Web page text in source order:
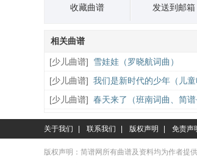
收藏曲谱 发送到邮箱
相关曲谱
[少儿曲谱] 雪娃娃（罗晓航词曲）
[少儿曲谱] 我们是新时代的少年（儿童
《我不告诉你》插曲）
[少儿曲谱] 春天来了（班南词曲、简
谱）
关于我们 联系我们 版权声明 免责声
版权声明：简谱网所有曲谱及资料均为作者提